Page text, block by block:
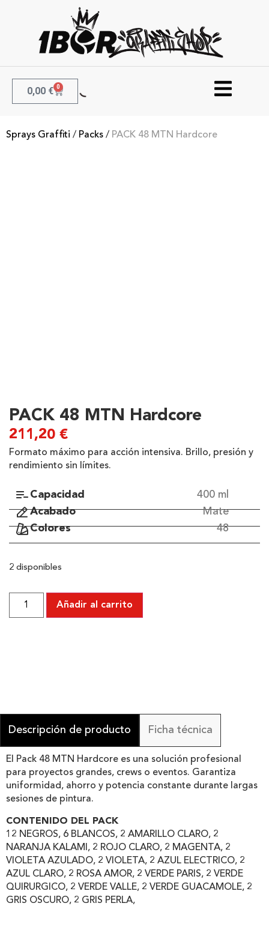
0,00 € 0
Sprays Graffiti / Packs / PACK 48 MTN Hardcore
PACK 48 MTN Hardcore
211,20 €
Formato máximo para acción intensiva. Brillo, presión y
rendimiento sin límites.
Capacidad
400 ml
Acabado
Mate
Colores
48
2 disponibles
Añadir al carrito
Descripción de producto Ficha técnica
El Pack 48 MTN Hardcore es una solución profesional
para proyectos grandes, crews o eventos. Garantiza
uniformidad, ahorro y potencia constante durante largas
sesiones de pintura.
CONTENIDO DEL PACK
12 NEGROS, 6 BLANCOS, 2 AMARILLO CLARO, 2
NARANJA KALAMI, 2 ROJO CLARO, 2 MAGENTA, 2
VIOLETA AZULADO, 2 VIOLETA, 2 AZUL ELECTRICO, 2
AZUL CLARO, 2 ROSA AMOR, 2 VERDE PARIS, 2 VERDE
QUIRURGICO, 2 VERDE VALLE, 2 VERDE GUACAMOLE, 2
GRIS OSCURO, 2 GRIS PERLA,